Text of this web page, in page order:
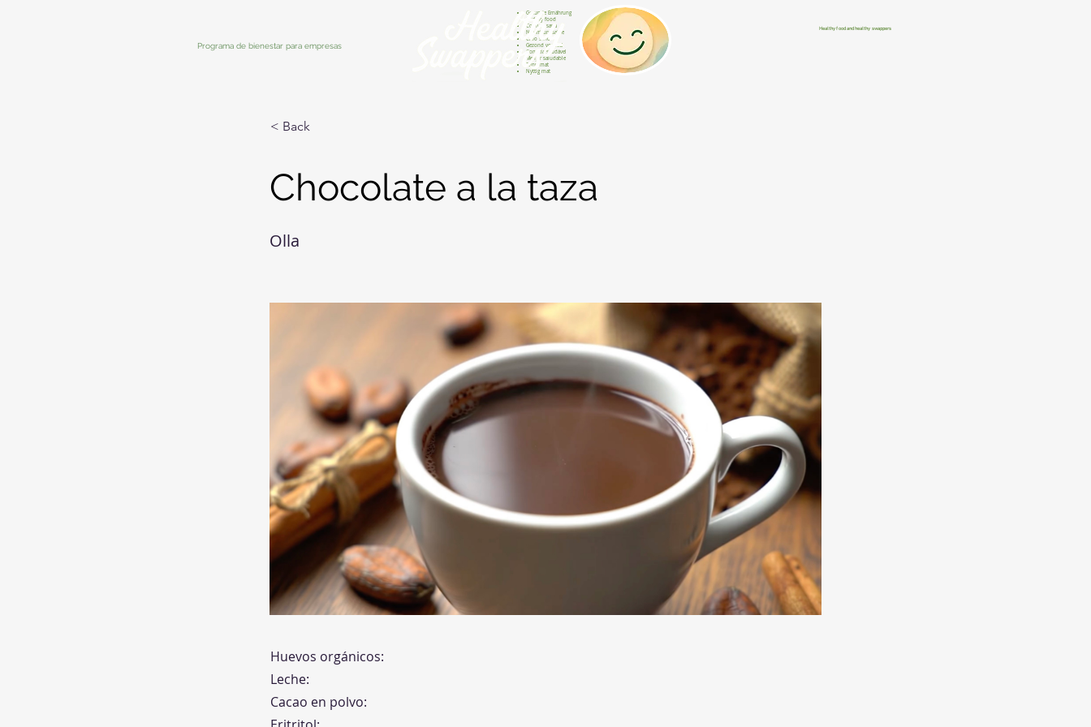
Programa de bienestar para empresas
Gesunde Ernährung
Healthy food
Comida sana
Nourriture saine
Cibo sano
Gezond voedsel
Comida saudável
Menjar saludable
Sunn mat
Nyttig mat
Healthy food and healthy swappers
< Back
Chocolate a la taza
Olla
Huevos orgánicos:
Leche:
Cacao en polvo: